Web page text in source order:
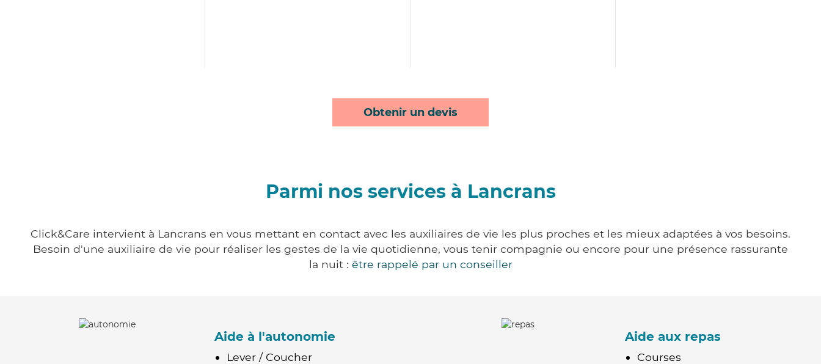
Obtenir un devis
Parmi nos services à Lancrans
Click&Care intervient à Lancrans en vous mettant en contact avec les auxiliaires de vie les plus proches et les mieux adaptées à vos besoins.
Besoin d'une auxiliaire de vie pour réaliser les gestes de la vie quotidienne, vous tenir compagnie ou encore pour une présence rassurante
la nuit : être rappelé par un conseiller
Aide à l'autonomie
Lever / Coucher
Aide aux repas
Courses